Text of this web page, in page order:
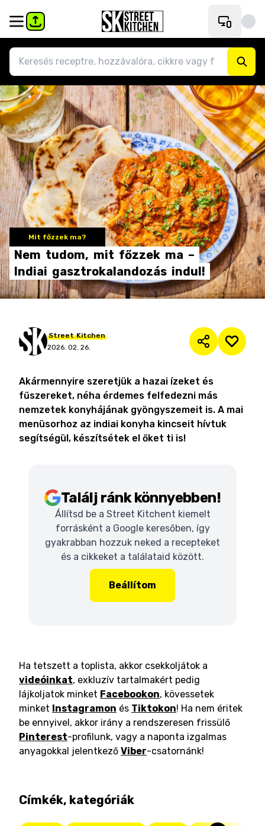
Mit főzzek ma?
Nem tudom, mit főzzek ma –
Indiai gasztrokalandozás indul!
Street Kitchen
2026. 02. 26.
Akármennyire szeretjük a hazai ízeket és
fűszereket, néha érdemes felfedezni más
nemzetek konyhájának gyöngyszemeit is. A mai
menüsorhoz az indiai konyha kincseit hívtuk
segítségül, készítsétek el őket ti is!
Találj ránk könnyebben!
Állítsd be a Street Kitchent kiemelt
forrásként a Google keresőben, így
gyakrabban hozzuk neked a recepteket
és a cikkeket a találataid között.
Beállítom
Ha tetszett a toplista, akkor csekkoljátok a
videóinkat, exkluzív tartalmakért pedig
lájkoljatok minket Facebookon, kövessetek
minket Instagramon és Tiktokon! Ha nem éritek
be ennyivel, akkor irány a rendszeresen frissülő
Pinterest-profilunk, vagy a naponta izgalmas
anyagokkal jelentkező Viber-csatornánk!
Címkék, kategóriák